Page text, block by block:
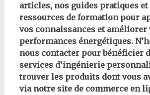
articles, nos guides pratiques et
ressources de formation pour
vos connaissances et améliorer
performances énergétiques.
nous contacter pour bénéficier
services d’ingénierie
trouver les produits dont vous
via notre site de commerce en